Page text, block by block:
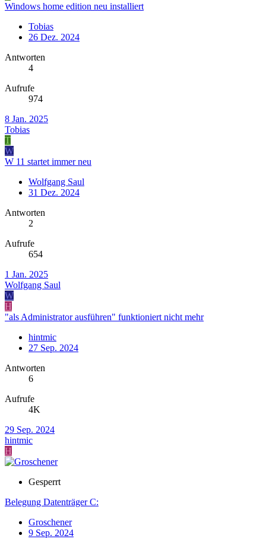
Windows home edition neu installiert
Tobias
26 Dez. 2024
Antworten
4
Aufrufe
974
8 Jan. 2025
Tobias
T
W
W 11 startet immer neu
Wolfgang Saul
31 Dez. 2024
Antworten
2
Aufrufe
654
1 Jan. 2025
Wolfgang Saul
W
H
"als Administrator ausführen" funktioniert nicht mehr
hintmic
27 Sep. 2024
Antworten
6
Aufrufe
4K
29 Sep. 2024
hintmic
H
Gesperrt
Belegung Datenträger C:
Groschener
9 Sep. 2024